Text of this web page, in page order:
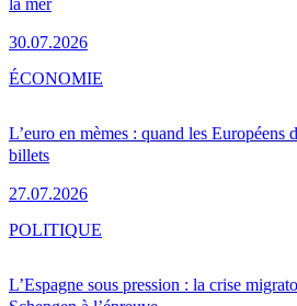
30.07.2026
L’euro en mèmes : quand les Européens
billets
27.07.2026
ÉCONOMIE
L’Espagne sous pression : la crise
POLITIQUE